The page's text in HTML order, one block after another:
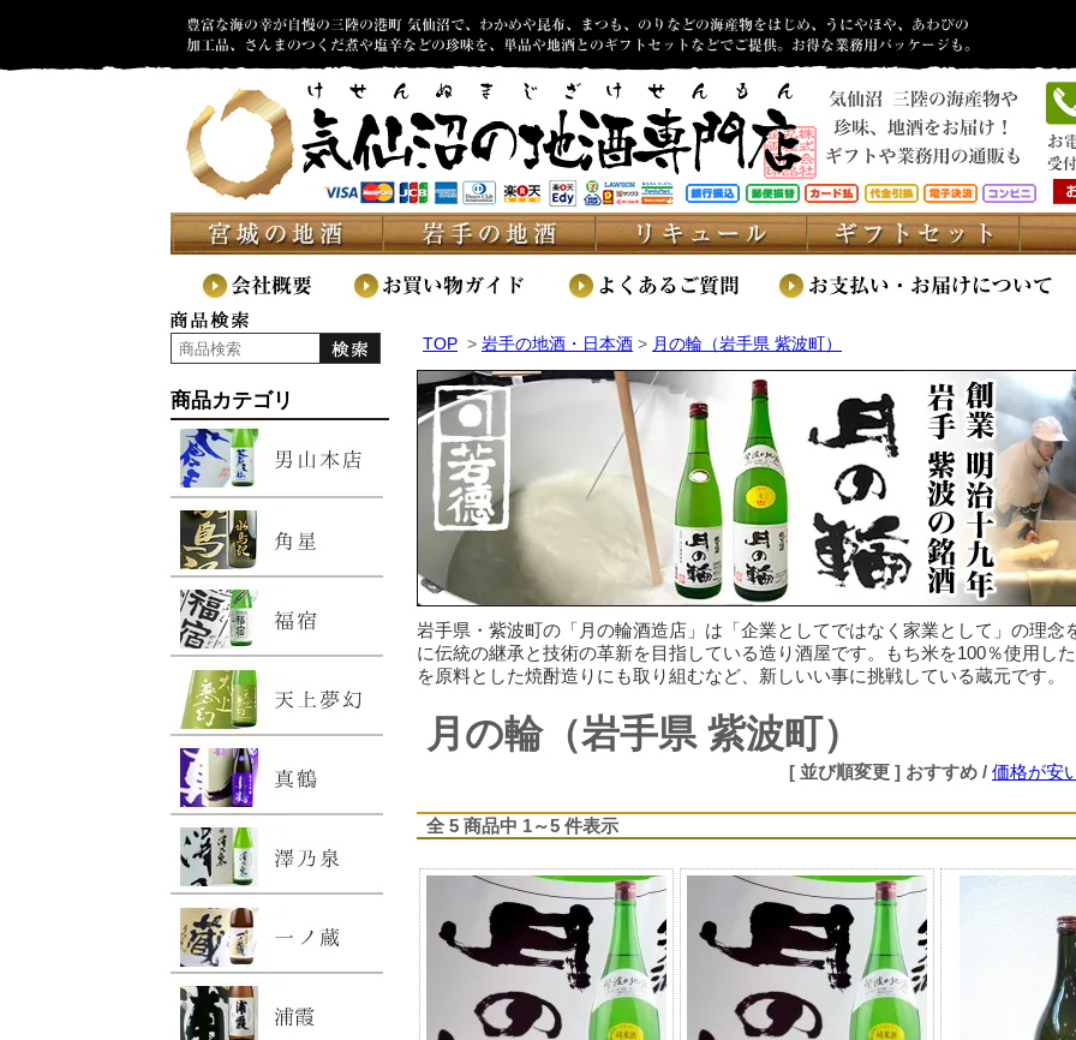
商品カテゴリ
TOP > 岩手の地酒・日本酒 > 月の輪（岩手県 紫波町）
岩手県・紫波町の「月の輪酒造店」は「企業としてではなく家業として」の理念
に伝統の継承と技術の革新を目指している造り酒屋です。もち米を100％使用し
を原料とした焼酎造りにも取り組むなど、新しいい事に挑戦している蔵元です。
月の輪（岩手県 紫波町）
[ 並び順変更 ] おすすめ / 価格が安
全 5 商品中 1～5 件表示